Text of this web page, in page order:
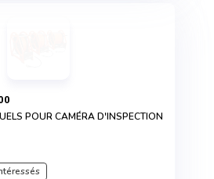
POUR CAMÉRA D'INSPECTION